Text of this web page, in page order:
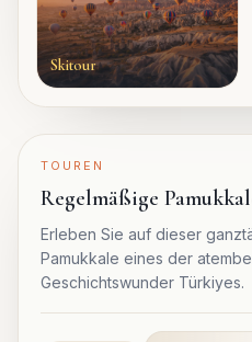
Skitour
TOUREN
Regelmäßige
Erleben Sie auf dieser
Pamukkale eines der
Geschichtswunder Türkiyes.